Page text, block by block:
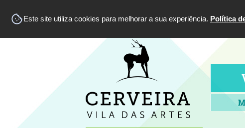
Este site utiliza cookies para melhorar a sua experiência. Política